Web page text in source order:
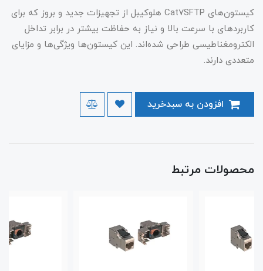
کیستون‌های Cat7SFTP هلوکیبل از تجهیزات جدید و بروز که برای
کاربردهای با سرعت بالا و نیاز به حفاظت بیشتر در برابر تداخل
الکترومغناطیسی طراحی شده‌اند. این کیستون‌ها ویژگی‌ها و مزایای
متعددی دارند.
محصولات مرتبط